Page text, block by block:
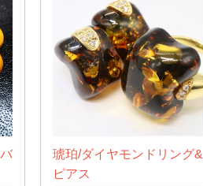
琥珀/ダイヤモンドリング&
ピアス